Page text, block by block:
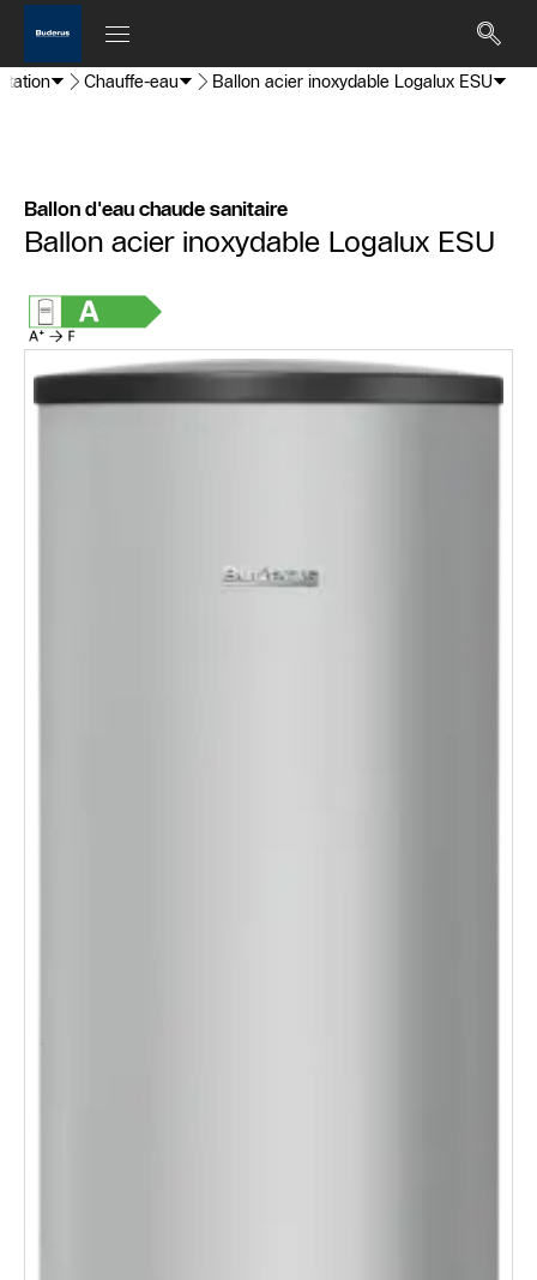
Chauffe-eau Ballon acier inoxydable Logalux ESU
Ballon d'eau chaude sanitaire
Ballon acier inoxydable Logalux ESU